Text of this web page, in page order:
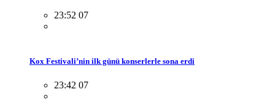
23:52 07
Kox Festivali’nin ilk günü konserlerle sona erdi
23:42 07